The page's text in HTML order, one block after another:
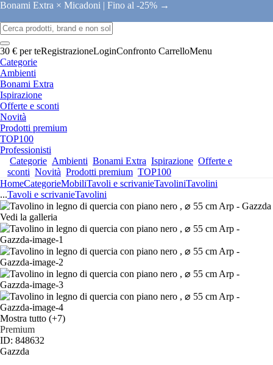
Bonami Extra × Micadoni | Fino al -25% →
30 € per teRegistrazioneLoginConfronto CarrelloMenu
Categorie
Ambienti
Bonami Extra
Ispirazione
Offerte e sconti
Novità
Prodotti premium
TOP100
Professionisti
Categorie Ambienti Bonami Extra Ispirazione Offerte e
sconti Novità Prodotti premium TOP100
HomeCategorieMobiliTavoli e scrivanieTavoliniTavolini
...Tavoli e scrivanieTavolini
Vedi la galleria
Mostra tutto (+7)
Premium
ID: 848632
Gazzda